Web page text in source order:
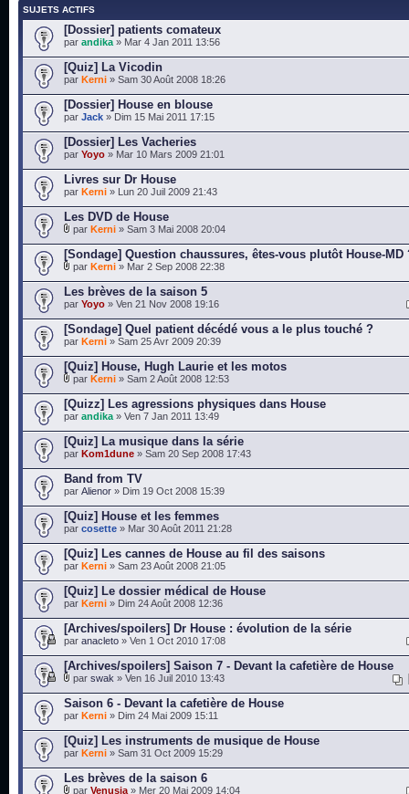
SUJETS ACTIFS
[Dossier] patients comateux
par andika » Mar 4 Jan 2011 13:56
[Quiz] La Vicodin
par Kerni » Sam 30 Août 2008 18:26
[Dossier] House en blouse
par Jack » Dim 15 Mai 2011 17:15
[Dossier] Les Vacheries
par Yoyo » Mar 10 Mars 2009 21:01
Livres sur Dr House
par Kerni » Lun 20 Juil 2009 21:43
Les DVD de House
par Kerni » Sam 3 Mai 2008 20:04
[Sondage] Question chaussures, êtes-vous plutôt House-MD
par Kerni » Mar 2 Sep 2008 22:38
Les brèves de la saison 5
par Yoyo » Ven 21 Nov 2008 19:16
[Sondage] Quel patient décédé vous a le plus touché ?
par Kerni » Sam 25 Avr 2009 20:39
[Quiz] House, Hugh Laurie et les motos
par Kerni » Sam 2 Août 2008 12:53
[Quizz] Les agressions physiques dans House
par andika » Ven 7 Jan 2011 13:49
[Quiz] La musique dans la série
par Kom1dune » Sam 20 Sep 2008 17:43
Band from TV
par Alienor » Dim 19 Oct 2008 15:39
[Quiz] House et les femmes
par cosette » Mar 30 Août 2011 21:28
[Quiz] Les cannes de House au fil des saisons
par Kerni » Sam 23 Août 2008 21:05
[Quiz] Le dossier médical de House
par Kerni » Dim 24 Août 2008 12:36
[Archives/spoilers] Dr House : évolution de la série
par anacleto » Ven 1 Oct 2010 17:08
[Archives/spoilers] Saison 7 - Devant la cafetière de House
par swak » Ven 16 Juil 2010 13:43
Saison 6 - Devant la cafetière de House
par Kerni » Dim 24 Mai 2009 15:11
[Quiz] Les instruments de musique de House
par Kerni » Sam 31 Oct 2009 15:29
Les brèves de la saison 6
par Venusia » Mer 20 Mai 2009 14:04